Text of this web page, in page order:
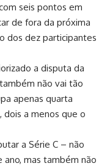
seis pontos em
de fora da próxima
dos dez participantes
a disputa da
não vai tão
apenas quarta
dois a menos que o
a Série C – não
mas também não